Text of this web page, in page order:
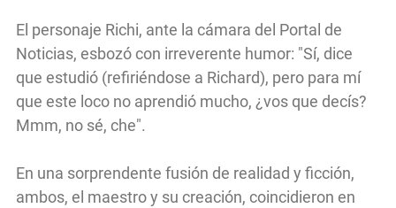
El personaje Richi, ante la cámara del Portal de
Noticias, esbozó con irreverente humor: "Sí, dice
que estudió (refiriéndose a Richard), pero para mí
que este loco no aprendió mucho, ¿vos que decís?
Mmm, no sé, che".
En una sorprendente fusión de realidad y ficción,
ambos, el maestro y su creación, coincidieron en